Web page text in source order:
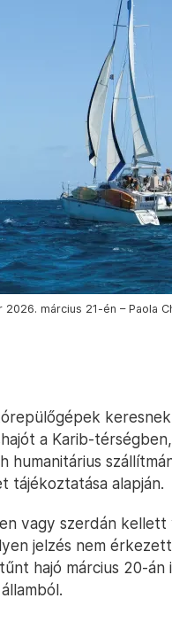
március 21-én – Paola
a Karib-
humanitárius
tájékoztatása alapján.
vagy szerdán kellett
jelzés nem
hajó március 20-án